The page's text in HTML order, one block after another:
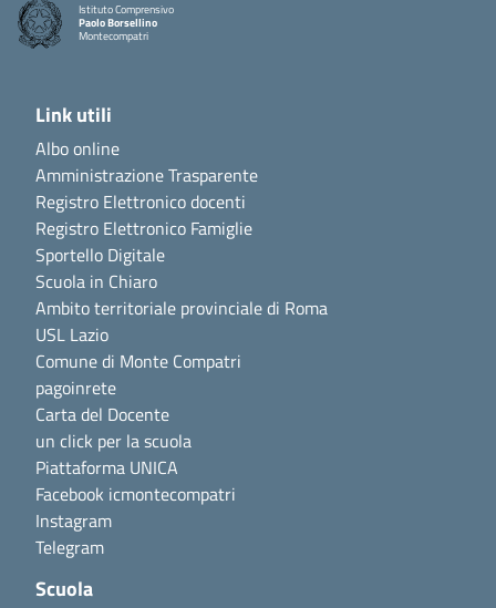
Istituto Comprensivo
Paolo Borsellino
Montecompatri
Link utili
Albo online
Amministrazione Trasparente
Registro Elettronico docenti
Registro Elettronico Famiglie
Sportello Digitale
Scuola in Chiaro
Ambito territoriale provinciale di Roma
USL Lazio
Comune di Monte Compatri
pagoinrete
Carta del Docente
un click per la scuola
Piattaforma UNICA
Facebook icmontecompatri
Instagram
Telegram
Scuola